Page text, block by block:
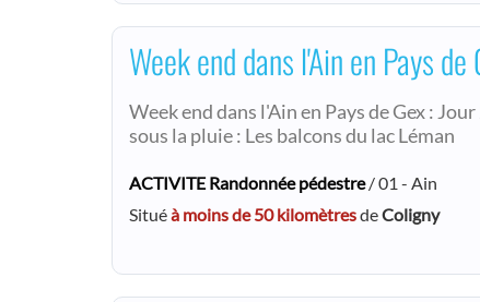
Week end dans l'Ain en Pays de
Week end dans l'Ain en Pays de Gex :
sous la pluie : Les balcons du lac Léman
ACTIVITE Randonnée pédestre/ 01 - Ain
Situéà moins de 50 kilomètresdeColigny